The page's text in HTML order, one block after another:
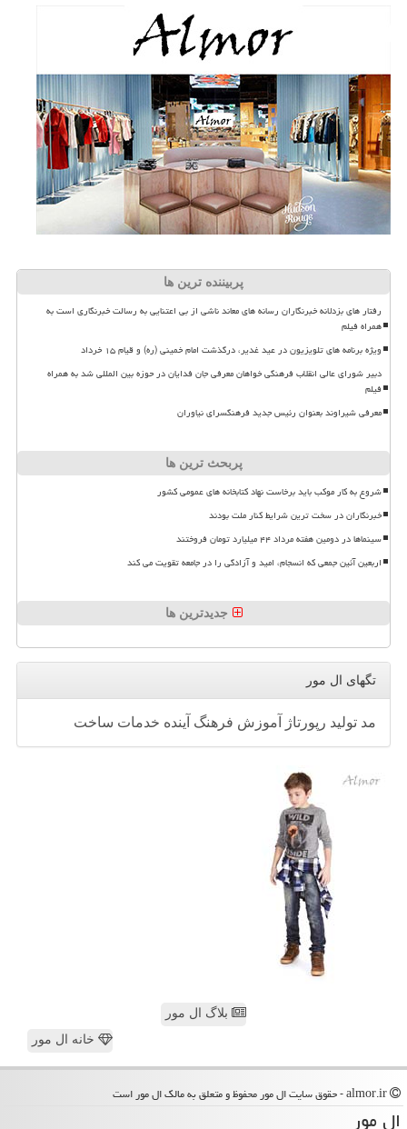
پربیننده ترین ها
رفتار های بزدلانه خبرنگاران رسانه های معاند ناشی از بی اعتنایی به رسالت خبرنگاری است به
همراه فیلم
ویژه برنامه های تلویزیون در عید غدیر، درگذشت امام خمینی (ره) و قیام ۱۵ خرداد
دبیر شورای عالی انقلاب فرهنگی خواهان معرفی جان فدایان در حوزه بین المللی شد به همراه
فیلم
معرفی شیراوند بعنوان رئیس جدید فرهنگسرای نیاوران
پربحث ترین ها
شروع به کار موکب باید برخاست نهاد کتابخانه های عمومی کشور
خبرنگاران در سخت ترین شرایط کنار ملت بودند
سینماها در دومین هفته مرداد ۴۴ میلیارد تومان فروختند
اربعین آئین جمعی که انسجام، امید و آزادگی را در جامعه تقویت می کند
جدیدترین ها
تگهای ال مور
مد تولید رپورتاژ آموزش فرهنگ آینده خدمات ساخت
بلاگ ال مور
خانه ال مور
ال مور